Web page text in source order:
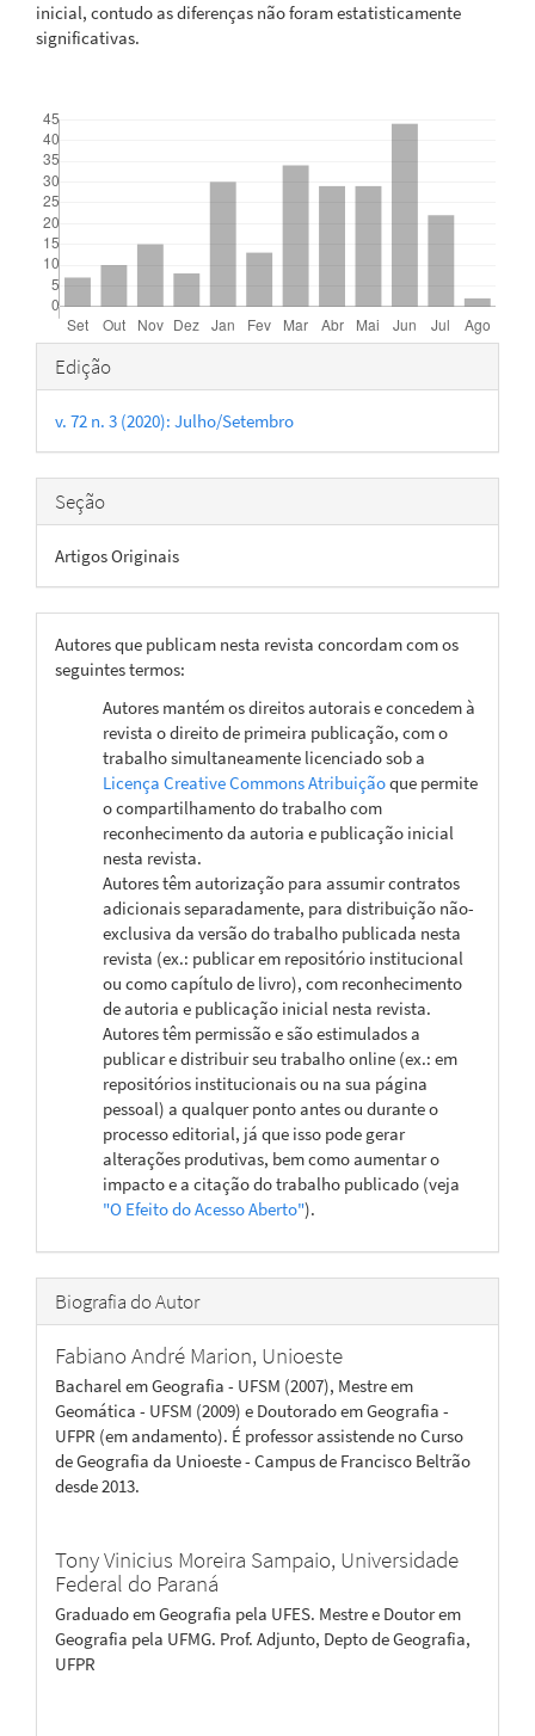
inicial, contudo as diferenças não foram estatisticamente
significativas.
Detalhes
do
artigo
Edição
v. 72 n. 3 (2020): Julho/Setembro
Seção
Artigos Originais
Autores que publicam nesta revista concordam com os
seguintes termos:
Autores mantém os direitos autorais e concedem à
revista o direito de primeira publicação, com o
trabalho simultaneamente licenciado sob a
Licença Creative Commons Atribuiçãoque permite
o compartilhamento do trabalho com
reconhecimento da autoria e publicação inicial
nesta revista.
Autores têm autorização para assumir contratos
adicionais separadamente, para distribuição não-
exclusiva da versão do trabalho publicada nesta
revista (ex.: publicar em repositório institucional
ou como capítulo de livro), com reconhecimento
de autoria e publicação inicial nesta revista.
Autores têm permissão e são estimulados a
publicar e distribuir seu trabalho online (ex.: em
repositórios institucionais ou na sua página
pessoal) a qualquer ponto antes ou durante o
processo editorial, já que isso pode gerar
alterações produtivas, bem como aumentar o
impacto e a citação do trabalho publicado (veja
"O Efeito do Acesso Aberto").
Biografia do Autor
Fabiano André Marion, Unioeste
Bacharel em Geografia - UFSM (2007), Mestre em
Geomática - UFSM (2009) e Doutorado em Geografia -
UFPR (em andamento). É professor assistende no Curso
de Geografia da Unioeste - Campus de Francisco Beltrão
desde 2013.
Tony Vinicius Moreira Sampaio, Universidade
Federal do Paraná
Graduado em Geografia pela UFES. Mestre e Doutor em
Geografia pela UFMG. Prof. Adjunto, Depto de Geografia,
UFPR